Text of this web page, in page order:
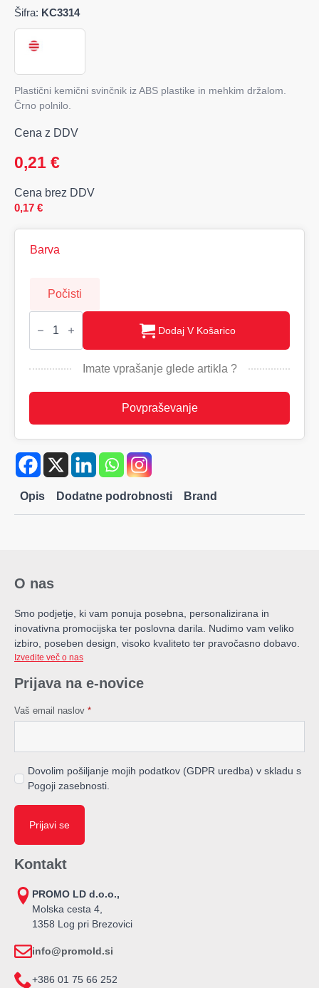
Šifra: KC3314
Plastični kemični svinčnik iz ABS plastike in mehkim držalom.
Črno polnilo.
Cena z DDV
0,21 €
Cena brez DDV
0,17 €
Barva
Počisti
RIOCOLOUR,
Kemični
količina
Dodaj V Košarico
Imate vprašanje glede artikla ?
Povpraševanje
Opis Dodatne podrobnosti Brand
O nas
Smo podjetje, ki vam ponuja posebna, personalizirana in
inovativna promocijska ter poslovna darila. Nudimo vam veliko
izbiro, poseben design, visoko kvaliteto ter pravočasno dobavo.
Izvedite več o nas
Prijava na e-novice
Vaš email naslov *
Dovolim pošiljanje mojih podatkov (GDPR uredba) v skladu s
Pogoji zasebnosti.
Prijavi se
Kontakt
PROMO LD d.o.o.,
Molska cesta 4,
1358 Log pri Brezovici
info@promold.si
+386 01 75 66 252